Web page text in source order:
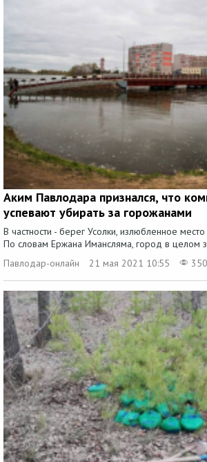
Аким Павлодара признался, что
успевают убирать за горожанами
В частности - берег Усолки, излюбленное
По словам Ержана Имансляма, город в целом
Павлодар-онлайн
21 мая 2021 10:55